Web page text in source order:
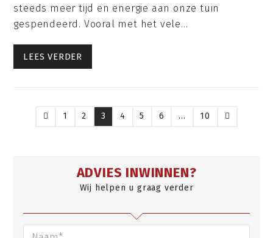
steeds meer tijd en energie aan onze tuin
gespendeerd. Vooral met het vele…
LEES VERDER
VorigePage
1 Page
2 Page
3 Page
4 Page
5 Page
6 … Page
10
ADVIES INWINNEN?
Wij helpen u graag verder